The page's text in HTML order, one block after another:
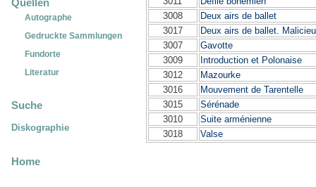
Quellen
Autographe
Gedruckte Sammlungen
Fundorte
Literatur
Suche
Diskographie
Home
3008
Deux airs de ballet
3017
Deux airs de ballet.
3007
Gavotte
3009
Introduction et Polonaise
3012
Mazourke
3016
Mouvement de Tarentelle
3015
Sérénade
3010
Suite arménienne
3018
Valse